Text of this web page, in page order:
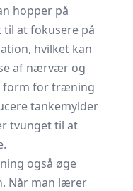
hopper på
at fokusere på
hvilket kan
af nærvær og
form for træning
tankemylder
tvunget til at
også øge
Når man lærer